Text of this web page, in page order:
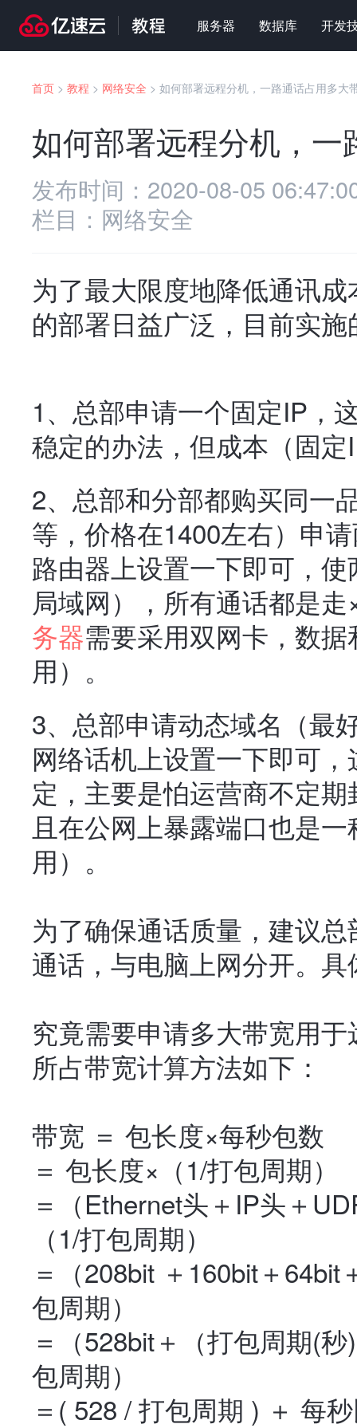
服务器 数据库 开发
首页 > 教程 > 网络安全 > 如何部署远程分机，一路通话占用多大
如何部署远程分机，
发布时间： 2020-08-05
栏目： 网络安全
为了最大限度地降低通讯
的部署日益广泛，目前实
1、总部申请一个固定IP，
稳定的办法，但成本（固
2、总部和分部都购买同一
等，价格在1400左右）申
路由器上设置一下即可，
局域网），所有通话都是
务器需要采用双网卡，数
用）。
3、总部申请动态域名（最
网络话机上设置一下即可
定，主要是怕运营商不定
且在公网上暴露端口也是
用）。
为了确保通话质量，建议
通话，与电脑上网分开。
究竟需要申请多大带宽用
所占带宽计算方法如下：
带宽 ＝ 包长度×每秒包数
＝ 包长度×（1/打包周期）
＝（Ethernet头＋IP头＋
（1/打包周期）
＝（208bit ＋160bit＋
包周期）
＝（528bit＋（打包周期(
包周期）
＝( 528 / 打包周期 ) ＋ 每